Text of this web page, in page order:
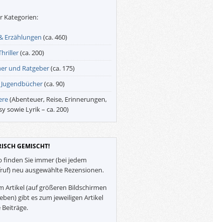
Kategorien:
Erzählungen (ca. 460)
(ca. 200)
und Ratgeber(ca. 175)
(ca. 90)
(Abenteuer, Reise, Erinnerungen,
sowie Lyrik – ca. 200)
GEMISCHT!
finden Sie immer (bei jedem
neu ausgewählte Rezensionen.
Artikel (auf größeren Bildschirmen
gibt es zum jeweiligen Artikel
Beiträge.